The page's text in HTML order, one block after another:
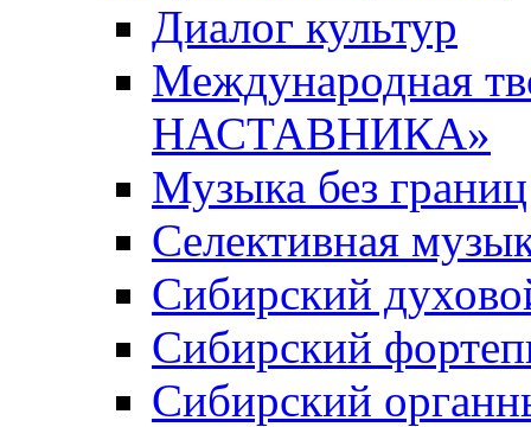
Диалог культур
Международная
НАСТАВНИКА»
Музыка без границ
Селективная
Сибирский
Сибирский
Сибирский